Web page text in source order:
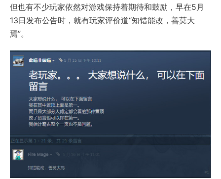
但也有不少玩家依然对游戏保持着期待和鼓励，早在5月
13日发布公告时，就有玩家评价道“知错能改，善莫大
焉”。